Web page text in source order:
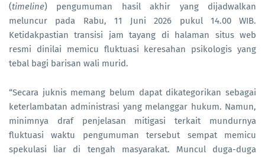
(timeline) pengumuman hasil akhir yang dijadwalkan
meluncur pada Rabu, 11 Juni 2026 pukul 14.00 WIB.
Ketidakpastian transisi jam tayang di halaman situs web
resmi dinilai memicu fluktuasi keresahan psikologis yang
tebal bagi barisan wali murid.
“Secara juknis memang belum dapat dikategorikan sebagai
keterlambatan administrasi yang melanggar hukum. Namun,
minimnya draf penjelasan mitigasi terkait mundurnya
fluktuasi waktu pengumuman tersebut sempat memicu
spekulasi liar di tengah masyarakat. Muncul duga-duga